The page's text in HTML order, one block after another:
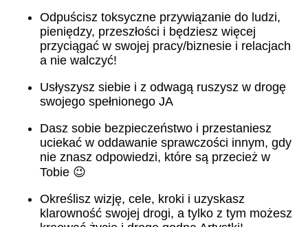
Odpuścisz toksyczne przywiązanie do ludzi,
pieniędzy, przeszłości i będziesz więcej
przyciągać w swojej pracy/biznesie i relacjach
a nie walczyć!
Usłyszysz siebie i z odwagą ruszysz w drogę
swojego spełnionego JA
Dasz sobie bezpieczeństwo i przestaniesz
uciekać w oddawanie sprawczości innym, gdy
nie znasz odpowiedzi, które są przecież w
Tobie 😉
Określisz wizję, cele, kroki i uzyskasz
klarowność swojej drogi, a tylko z tym możesz